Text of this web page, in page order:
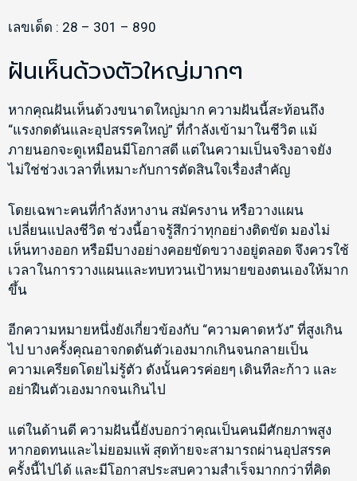
เลขเด็ด : 28 – 301 – 890
ฝันเห็นด้วงตัวใหญ่มากๆ
หากคุณฝันเห็นด้วงขนาดใหญ่มาก ความฝันนี้สะท้อนถึง
“แรงกดดันและอุปสรรคใหญ่” ที่กำลังเข้ามาในชีวิต แม้
ภายนอกจะดูเหมือนมีโอกาสดี แต่ในความเป็นจริงอาจยัง
ไม่ใช่ช่วงเวลาที่เหมาะกับการตัดสินใจเรื่องสำคัญ
โดยเฉพาะคนที่กำลังหางาน สมัครงาน หรือวางแผน
เปลี่ยนแปลงชีวิต ช่วงนี้อาจรู้สึกว่าทุกอย่างติดขัด มองไม่
เห็นทางออก หรือมีบางอย่างคอยขัดขวางอยู่ตลอด จึงควรใช้
เวลาในการวางแผนและทบทวนเป้าหมายของตนเองให้มาก
ขึ้น
อีกความหมายหนึ่งยังเกี่ยวข้องกับ “ความคาดหวัง” ที่สูงเกิน
ไป บางครั้งคุณอาจกดดันตัวเองมากเกินจนกลายเป็น
ความเครียดโดยไม่รู้ตัว ดังนั้นควรค่อยๆ เดินทีละก้าว และ
อย่าฝืนตัวเองมากจนเกินไป
แต่ในด้านดี ความฝันนี้ยังบอกว่าคุณเป็นคนมีศักยภาพสูง
หากอดทนและไม่ยอมแพ้ สุดท้ายจะสามารถผ่านอุปสรรค
ครั้งนี้ไปได้ และมีโอกาสประสบความสำเร็จมากกว่าที่คิด